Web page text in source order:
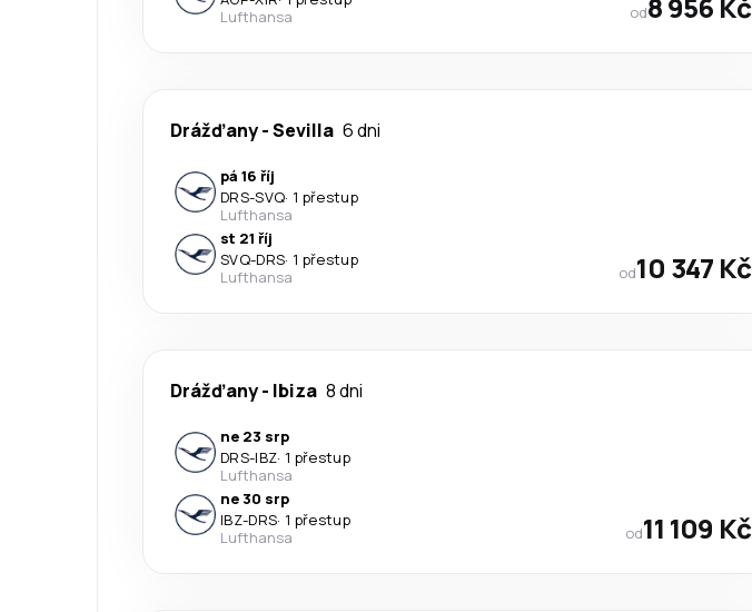
Lufthansa
od
Drážďany-Sevilla 6 dni
pá 16 říj
DRS-SVQ· 1 přestup
Lufthansa
st 21 říj
SVQ-DRS· 1 přestup
Lufthansa
od10 347 Kč
Drážďany- Ibiza 8 dni
ne 23 srp
DRS-IBZ· 1 přestup
Lufthansa
ne 30 srp
IBZ-DRS· 1 přestup
Lufthansa
od11 109 Kč